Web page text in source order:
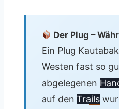
Der Plug –
Ein Plug
Westen fast so
abgelegenen
auf den Trails